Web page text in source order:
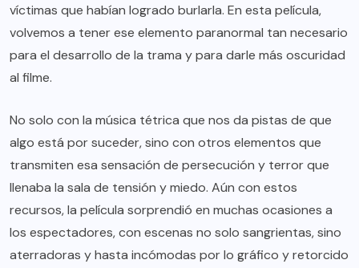
víctimas que habían logrado burlarla. En esta película,
volvemos a tener ese elemento paranormal tan necesario
para el desarrollo de la trama y para darle más oscuridad
al filme.
No solo con la música tétrica que nos da pistas de que
algo está por suceder, sino con otros elementos que
transmiten esa sensación de persecución y terror que
llenaba la sala de tensión y miedo. Aún con estos
recursos, la película sorprendió en muchas ocasiones a
los espectadores, con escenas no solo sangrientas, sino
aterradoras y hasta incómodas por lo gráfico y retorcido